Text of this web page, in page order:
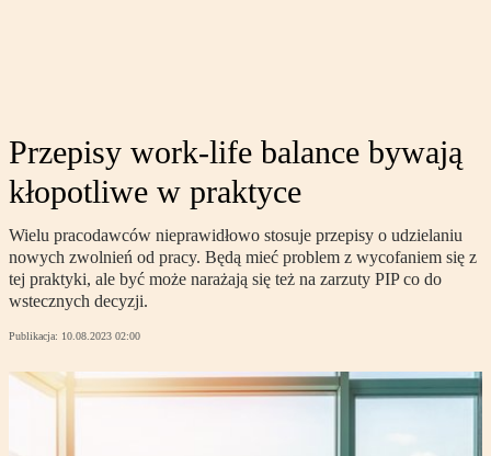
Przepisy work-life balance bywają
kłopotliwe w praktyce
Wielu pracodawców nieprawidłowo stosuje przepisy o udzielaniu
nowych zwolnień od pracy. Będą mieć problem z wycofaniem się z
tej praktyki, ale być może narażają się też na zarzuty PIP co do
wstecznych decyzji.
Publikacja: 10.08.2023 02:00